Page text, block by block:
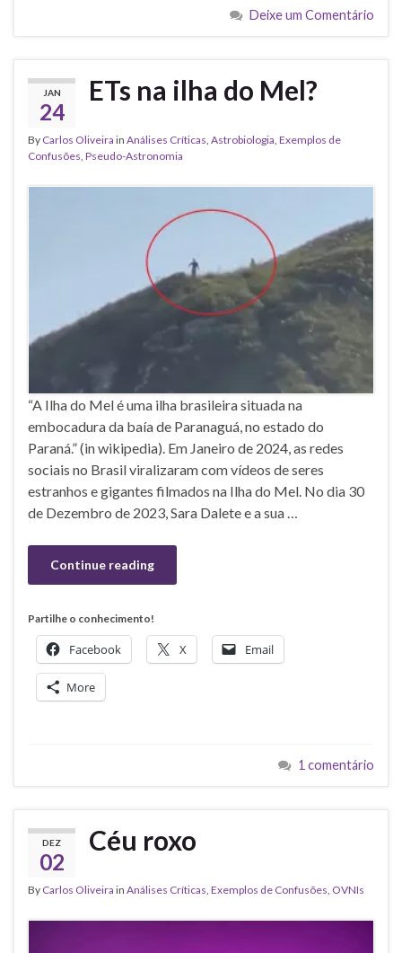
Deixe um Comentário
JAN
24
ETs na ilha do Mel?
By Carlos Oliveira in Análises Críticas Astrobiologia Exemplos de
Confusões Pseudo-Astronomia
“A Ilha do Mel é uma ilha brasileira situada na
embocadura da baía de Paranaguá, no estado do
Paraná.” (in wikipedia). Em Janeiro de 2024, as redes
sociais no Brasil viralizaram com vídeos de seres
estranhos e gigantes filmados na Ilha do Mel. No dia 30
de Dezembro de 2023, Sara Dalete e a sua …
Continue reading
Partilhe o conhecimento!
Facebook X Email
More
1 comentário
DEZ
02
Céu roxo
By Carlos Oliveira in Análises Críticas, Exemplos de Confusões, OVNIs